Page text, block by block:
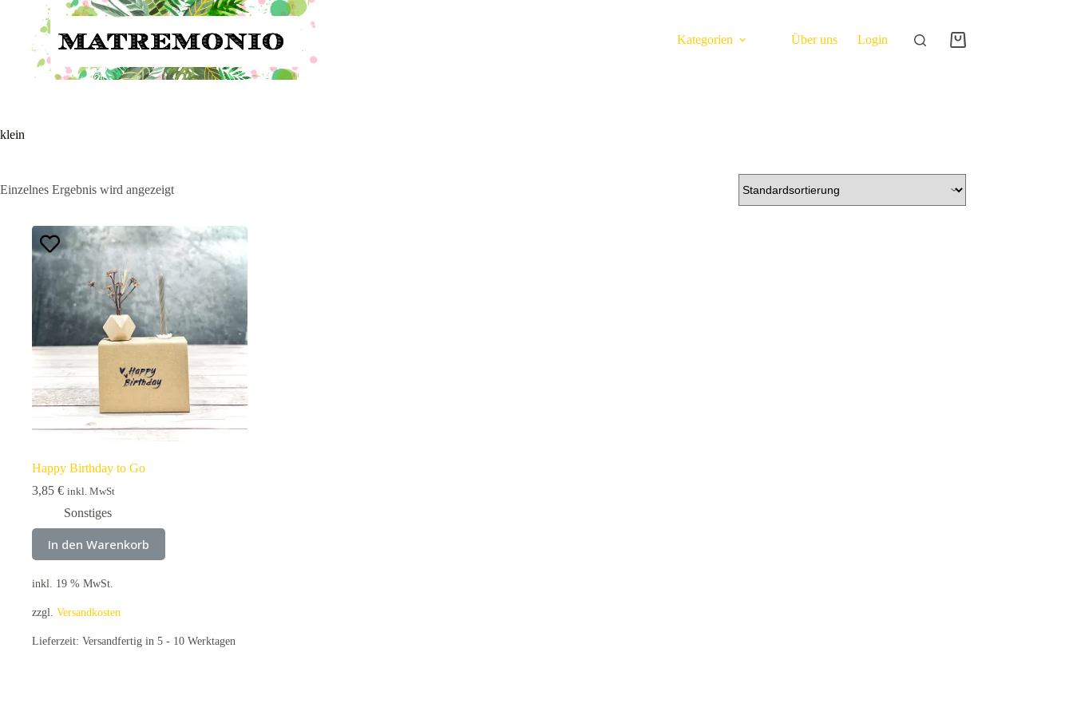
Kategorien Über uns Login
klein
Einzelnes Ergebnis wird angezeigt
Happy Birthday to Go
3,85 € inkl. MwSt
Sonstiges
In den Warenkorb
inkl. 19 % MwSt.
zzgl. Versandkosten
Lieferzeit: Versandfertig in 5 - 10 Werktagen